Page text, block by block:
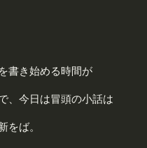
書き始める時間が
、今日は冒頭の小話は
をば。